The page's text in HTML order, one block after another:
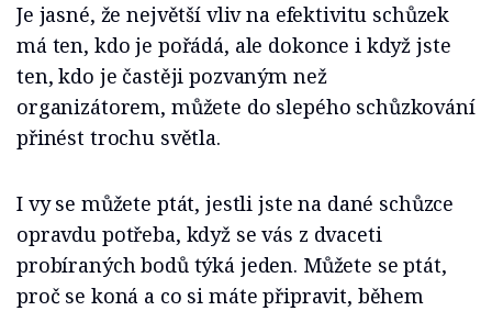
Je jasné, že největší vliv na efektivitu schůzek
má ten, kdo je pořádá, ale dokonce i když jste
ten, kdo je častěji pozvaným než
organizátorem, můžete do slepého schůzkování
přinést trochu světla.
I vy se můžete ptát, jestli jste na dané schůzce
opravdu potřeba, když se vás z dvaceti
probíraných bodů týká jeden. Můžete se ptát,
proč se koná a co si máte připravit, během